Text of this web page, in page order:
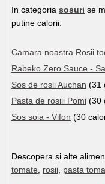
In categoria sosuri se
putine calorii:
Camara noastra Rosii
Rabeko Zero Sauce -
Sos de rosii Auchan (31
Pasta de rosiii Pomi (30
Sos soia - Vifon (30
Descopera si alte
tomate
rosii pasta